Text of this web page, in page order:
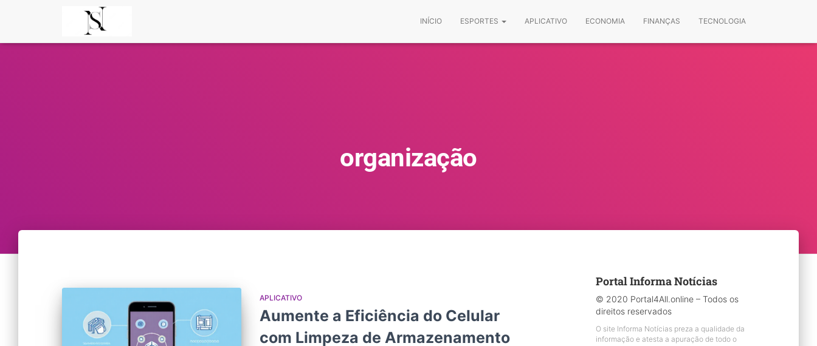
INÍCIO ESPORTES APLICATIVO ECONOMIA FINANÇAS TECNOLOGIA
organização
APLICATIVO
Aumente a Eficiência do Celular
com Limpeza de Armazenamento
Portal Informa Notícias
© 2020 Portal4All.online – Todos os
direitos reservados
O site Informa Notícias preza a qualidade da
informação e atesta a apuração de todo o